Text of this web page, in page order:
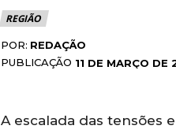
REGIÃO
POR: REDAÇÃO
PUBLICAÇÃO 11 DE MARÇO DE
A escalada das tensões